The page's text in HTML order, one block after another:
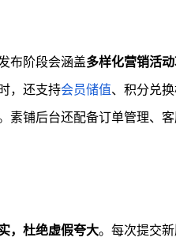
布阶段会涵盖多样化营销活
，还支持会员储值、积分兑
素铺后台还配备订单管理、
，杜绝虚假夸大。每次提交